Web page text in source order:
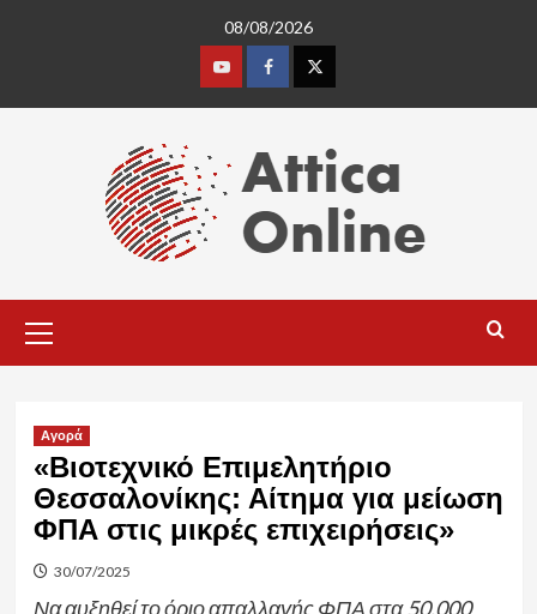
08/08/2026
YoutubeFacebookTwitter
Menu
Αγορά
«Βιοτεχνικό Επιμελητήριο
Θεσσαλονίκης: Αίτημα για μείωση
ΦΠΑ στις μικρές επιχειρήσεις»
30/07/2025
Να αυξηθεί το όριο απαλλαγής ΦΠΑ στα 50.000